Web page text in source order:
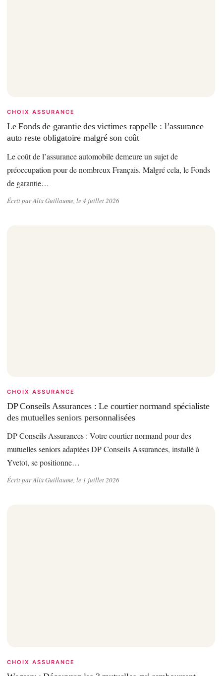
CHOIX ASSURANCE
Le Fonds de garantie des victimes rappelle : l’assurance
auto reste obligatoire malgré son coût
Le coût de l’assurance automobile demeure un sujet de
préoccupation pour de nombreux Français. Malgré cela, le Fonds
de garantie…
Écrit par Alix Guillaume, le 4 juillet 2026
CHOIX ASSURANCE
DP Conseils Assurances : Le courtier normand spécialiste
des mutuelles seniors personnalisées
DP Conseils Assurances : Votre courtier normand pour des
mutuelles seniors adaptées DP Conseils Assurances, installé à
Yvetot, se positionne…
Écrit par Alix Guillaume, le 1 juillet 2026
CHOIX ASSURANCE